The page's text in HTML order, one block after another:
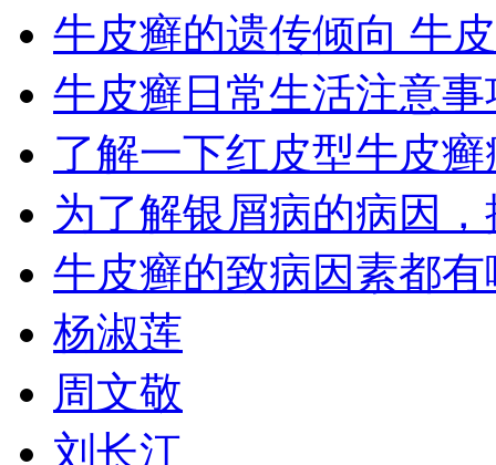
牛皮癣的遗传倾向 牛
牛皮癣日常生活注意事
了解一下红皮型牛皮
为了解银屑病的病因
牛皮癣的致病因素都
杨淑莲
周文敬
刘长江